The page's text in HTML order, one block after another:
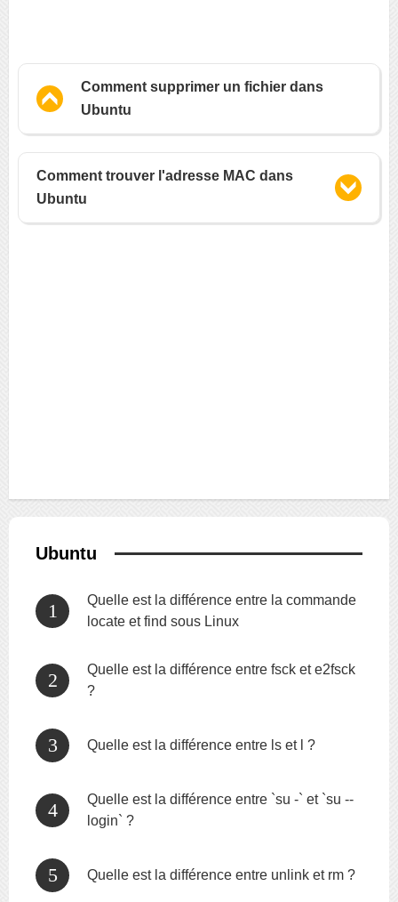
Comment supprimer un fichier dans
Ubuntu
Comment trouver l'adresse MAC dans
Ubuntu
Ubuntu
Quelle est la différence entre la commande
locate et find sous Linux
Quelle est la différence entre fsck et e2fsck
?
Quelle est la différence entre ls et l ?
Quelle est la différence entre `su -` et `su --
login` ?
Quelle est la différence entre unlink et rm ?